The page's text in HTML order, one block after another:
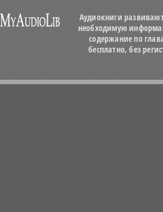
Аудиокниги
необходимую
содержание по
бесплатно, без